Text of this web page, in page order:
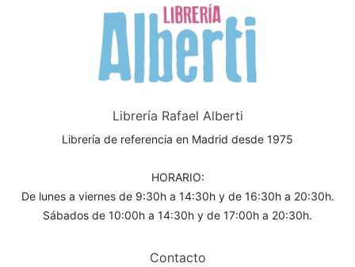
Librería Rafael Alberti
Librería de referencia en Madrid desde 1975
HORARIO:
De lunes a viernes de 9:30h a 14:30h y de 16:30h a 20:30h.
Sábados de 10:00h a 14:30h y de 17:00h a 20:30h.
Contacto